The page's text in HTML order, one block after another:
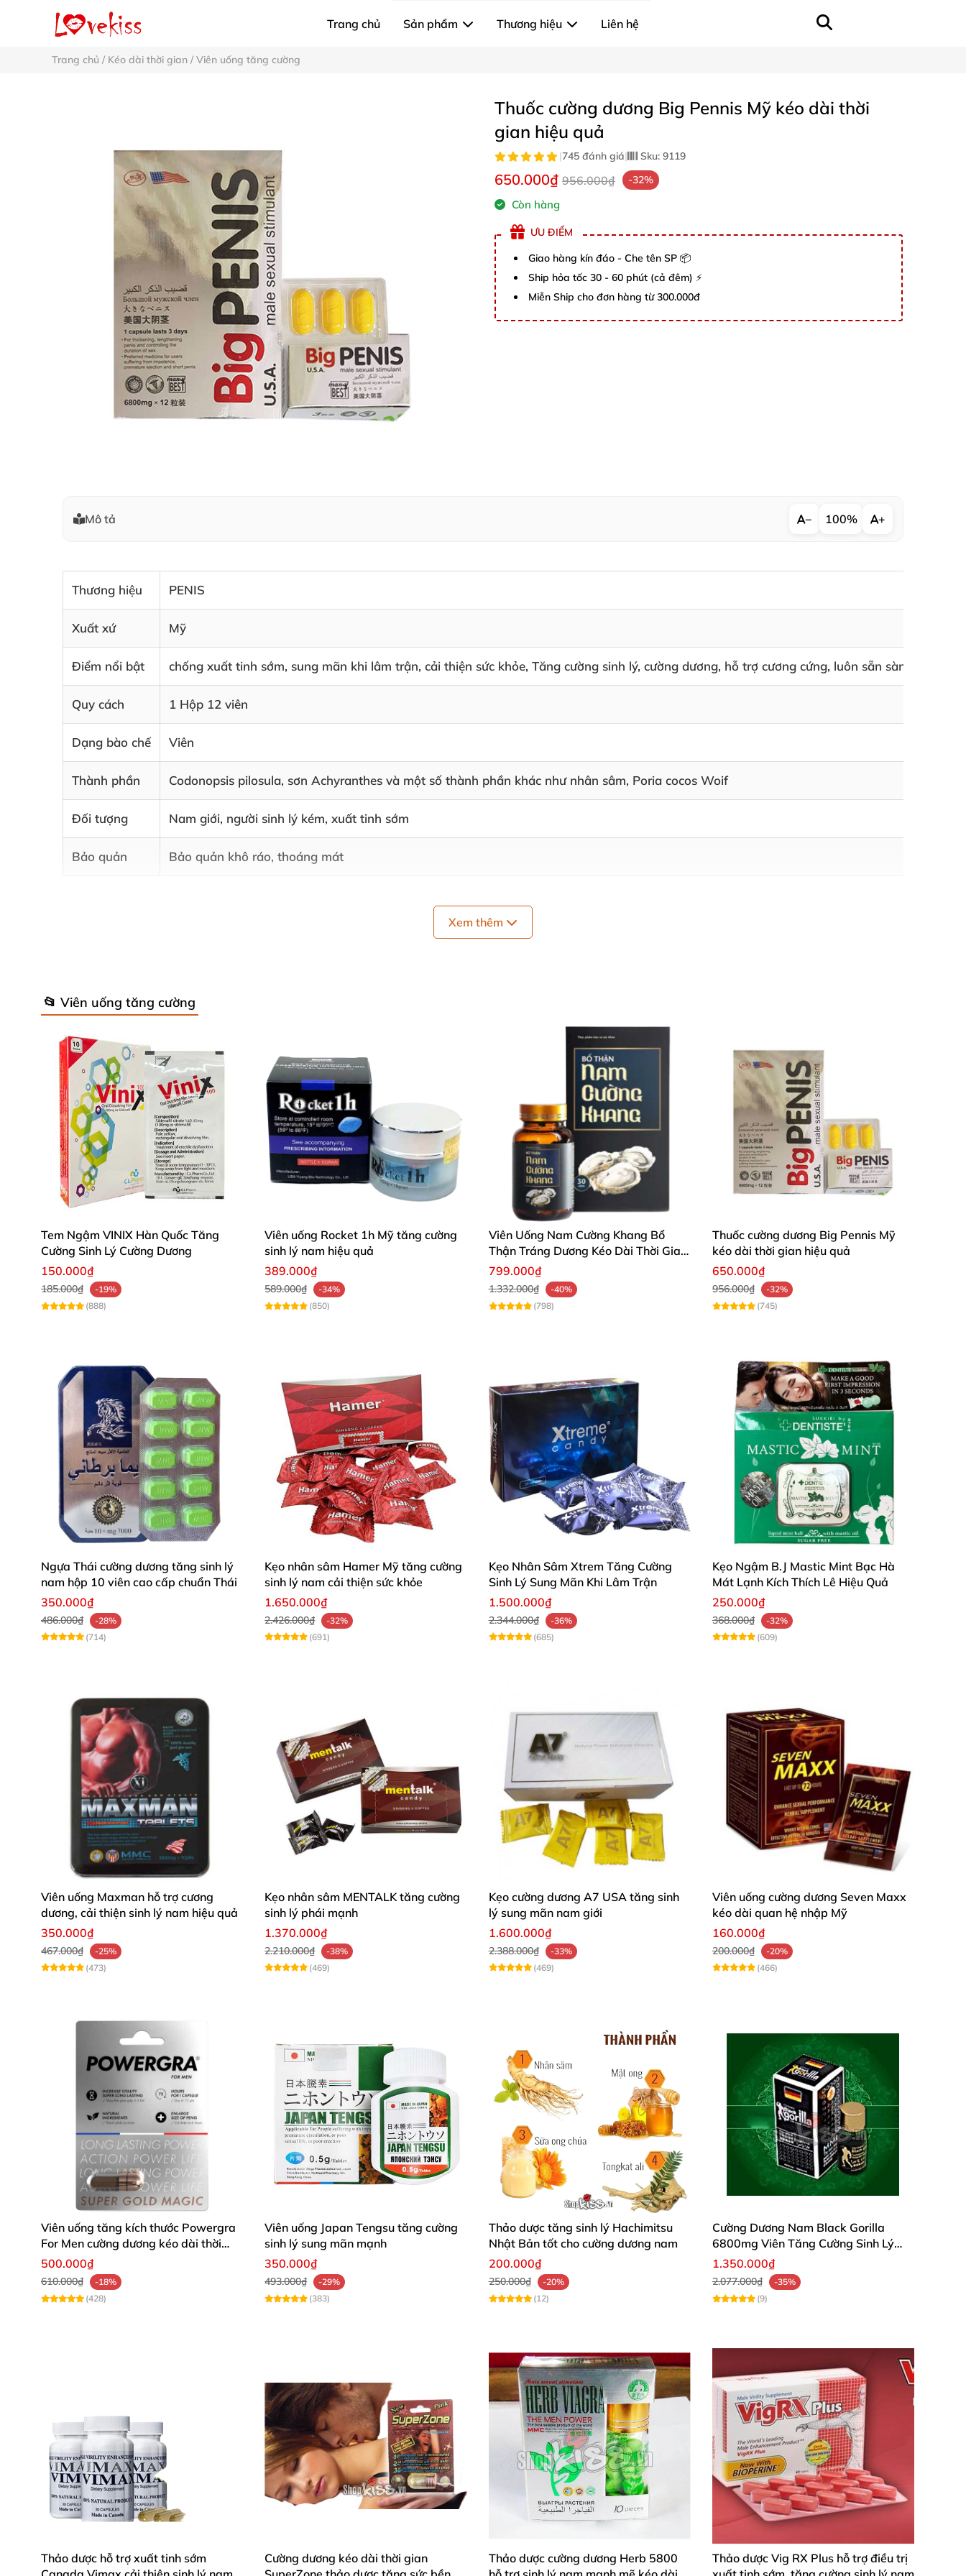
Trang chủ Sản phẩm Thương hiệu Liên hệ
Trang chủ / Kéo dài thời gian / Viên uống tăng cường
Thuốc cường dương Big Pennis Mỹ kéo dài thời
gian hiệu quả
|745 đánh giá| Sku: 9119
650.000₫ 956.000₫ -32%
Còn hàng
ƯU ĐIỂM
Giao hàng kín đáo - Che tên SP 📦
Ship hỏa tốc 30 - 60 phút (cả đêm) ⚡
Miễn Ship cho đơn hàng từ 300.000đ
Mô tả − 100% +
Thương hiệu PENIS
Xuất xứ Mỹ
Điểm nổi bật chống xuất tinh sớm, sung mãn khi lâm trận, cải thiện sức khỏe, Tăng cường sinh lý, cường dương, hỗ trợ cương cứng, luôn sẵn sàng và
Quy cách 1 Hộp 12 viên
Dạng bào chế Viên
Thành phần Codonopsis pilosula, sơn Achyranthes và một số thành phần khác như nhân sâm, Poria cocos Woif
Đối tượng Nam giới, người sinh lý kém, xuất tinh sớm
Bảo quản Bảo quản khô ráo, thoáng mát
Xem thêm
📂 Viên uống tăng cường
Tem Ngậm VINIX Hàn Quốc Tăng
Cường Sinh Lý Cường Dương
150.000₫
185.000₫
-19%
(888)
Viên uống Rocket 1h Mỹ tăng cường
sinh lý nam hiệu quả
389.000₫
589.000₫
-34%
(850)
Viên Uống Nam Cường Khang Bổ
Thận Tráng Dương Kéo Dài Thời Gian
Quan Hệ
799.000₫
1.332.000₫
-40%
(798)
Thuốc cường dương Big Pennis Mỹ
kéo dài thời gian hiệu quả
650.000₫
956.000₫
-32%
(745)
Ngựa Thái cường dương tăng sinh lý
nam hộp 10 viên cao cấp chuẩn Thái
350.000₫
486.000₫
-28%
(714)
Kẹo nhân sâm Hamer Mỹ tăng cường
sinh lý nam cải thiện sức khỏe
1.650.000₫
2.426.000₫
-32%
(691)
Kẹo Nhân Sâm Xtrem Tăng Cường
Sinh Lý Sung Mãn Khi Lâm Trận
1.500.000₫
2.344.000₫
-36%
(685)
Kẹo Ngậm B.J Mastic Mint Bạc Hà
Mát Lạnh Kích Thích Lê Hiệu Quả
250.000₫
368.000₫
-32%
(609)
Viên uống Maxman hỗ trợ cương
dương, cải thiện sinh lý nam hiệu quả
350.000₫
467.000₫
-25%
(473)
Kẹo nhân sâm MENTALK tăng cường
sinh lý phái mạnh
1.370.000₫
2.210.000₫
-38%
(469)
Kẹo cường dương A7 USA tăng sinh
lý sung mãn nam giới
1.600.000₫
2.388.000₫
-33%
(469)
Viên uống cường dương Seven Maxx
kéo dài quan hệ nhập Mỹ
160.000₫
200.000₫
-20%
(466)
Viên uống tăng kích thước Powergra
For Men cường dương kéo dài thời
gian
500.000₫
610.000₫
-18%
(428)
Viên uống Japan Tengsu tăng cường
sinh lý sung mãn mạnh
350.000₫
493.000₫
-29%
(383)
Thảo dược tăng sinh lý Hachimitsu
Nhật Bản tốt cho cường dương nam
200.000₫
250.000₫
-20%
(12)
Cường Dương Nam Black Gorilla
6800mg Viên Tăng Cường Sinh Lý
Nam
1.350.000₫
2.077.000₫
-35%
(9)
Thảo dược hỗ trợ xuất tinh sớm
Cường dương kéo dài thời gian
Thảo dược cường dương Herb 5800
Thảo dược Vig RX Plus hỗ trợ điều trị